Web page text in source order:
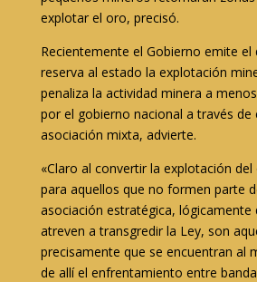
explotar el oro, precisó.
Recientemente el Gobierno emite el
reserva al estado la explotación
penaliza la actividad minera a
por el gobierno nacional a través de
asociación mixta, advierte.
«Claro al convertir la explotación
para aquellos que no formen parte
asociación estratégica, lógicamente
atreven a transgredir la Ley, son
precisamente que se encuentran al
de allí el enfrentamiento entre